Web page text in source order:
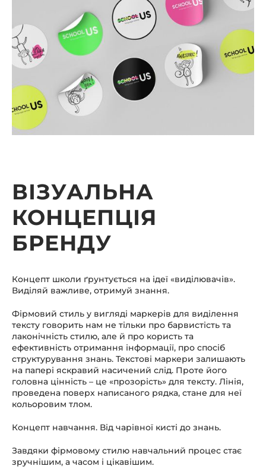
ВІЗУАЛЬНА
КОНЦЕПЦІЯ
БРЕНДУ
Концепт школи ґрунтується на ідеї «виділювачів».
Виділяй важливе, отримуй знання.
Фірмовий стиль у вигляді маркерів для виділення
тексту говорить нам не тільки про барвистість та
лаконічність стилю, але й про користь та
ефективність отримання інформації, про спосіб
структурування знань. Текстові маркери залишають
на папері яскравий насичений слід. Проте його
головна цінність – це «прозорість» для тексту. Лінія,
проведена поверх написаного рядка, стане для неї
кольоровим тлом.
Концепт навчання. Від чарівної кисті до знань.
Завдяки фірмовому стилю навчальний процес стає
зручнішим, а часом і цікавішим.